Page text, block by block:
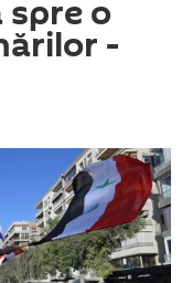
spre o
-